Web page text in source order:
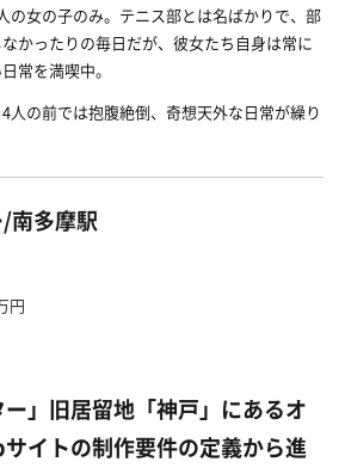
の女の子のみ。テニス部とは名ばかりで、部
かったりの毎日だが、彼女たち自身は常に
常を満喫中。
人の前では抱腹絶倒、奇想天外な日常が繰り
南多摩駅
円
ー」旧居留地「神戸」にあるオ
イトの制作要件の定義から進